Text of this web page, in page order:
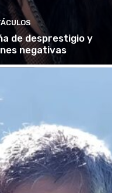
de desprestigio y
negativas